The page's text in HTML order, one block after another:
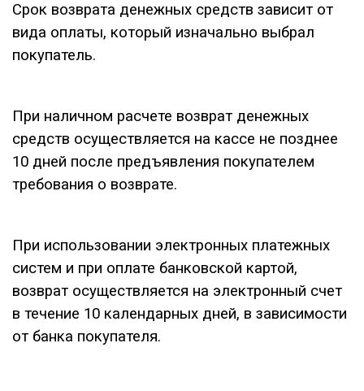
Срок возврата денежных средств зависит от
вида оплаты, который изначально выбрал
покупатель.
При наличном расчете возврат денежных
средств осуществляется на кассе не позднее
10 дней после предъявления покупателем
требования о возврате.
При использовании электронных платежных
систем и при оплате банковской картой,
возврат осуществляется на электронный счет
в течение 10 календарных дней, в зависимости
от банка покупателя.